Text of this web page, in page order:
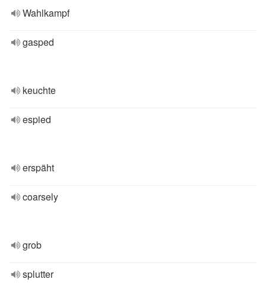
Wahlkampf
gasped
keuchte
espied
erspäht
coarsely
grob
splutter